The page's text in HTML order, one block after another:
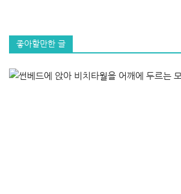
좋아할만한 글